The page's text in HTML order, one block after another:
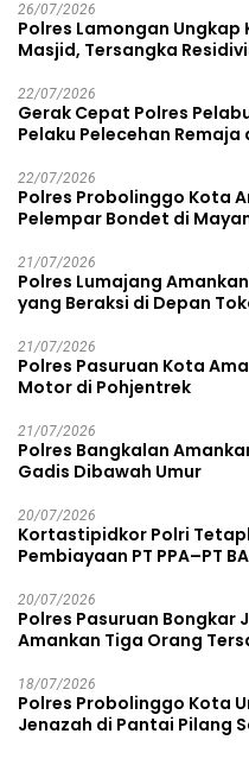
26/07/2026
Polres Lamongan Ungkap
Masjid, Tersangka
22/07/2026
Gerak Cepat Polres
Pelaku Pelecehan Remaja
22/07/2026
Polres Probolinggo Kota
Pelempar Bondet di
21/07/2026
Polres Lumajang
yang Beraksi di Depan
21/07/2026
Polres Pasuruan Kota
Motor di Pohjentrek
21/07/2026
Polres Bangkalan
Gadis Dibawah Umur
20/07/2026
Kortastipidkor Polri
Pembiayaan PT PPA–PT
20/07/2026
Polres Pasuruan Bongkar
Amankan Tiga Orang
18/07/2026
Polres Probolinggo Kota
Jenazah di Pantai Pilang